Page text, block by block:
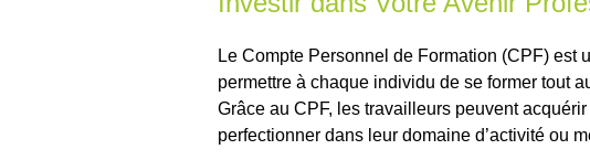
Le Compte Personnel de Formation (CPF) est
permettre à chaque individu de se former tout
Grâce au CPF, les travailleurs peuvent
perfectionner dans leur domaine d’activité ou